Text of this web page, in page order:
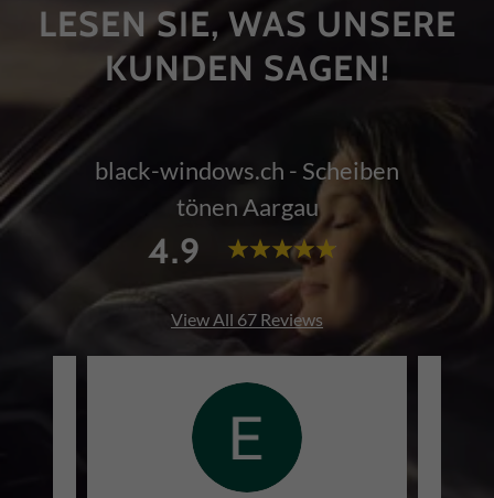
LESEN SIE, WAS UNSERE
KUNDEN SAGEN!
black-windows.ch - Scheiben
tönen Aargau
4.9
View All 67 Reviews